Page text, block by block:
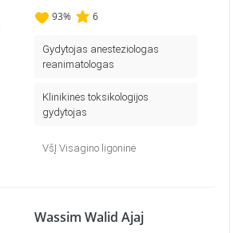
93% 6
Gydytojas anesteziologas
reanimatologas
Klinikinės toksikologijos
gydytojas
VšĮ Visagino ligoninė
Wassim Walid Ajaj